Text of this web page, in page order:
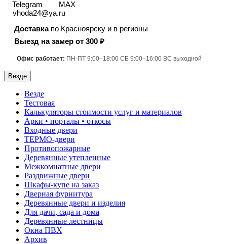
Telegram
MAX
vhoda24@ya.ru
Доставкапо Красноярску и в регионы
Выезд на замер от 300 ₽
Офис работает: ПН-ПТ 9:00–18:00 СБ 9:00–16:00 ВС выходной
Везде
Везде
Тестовая
Калькуляторы стоимости услуг и материалов
Арки • порталы • откосы
Входные двери
ТЕРМО-двери
Противопожарные
Деревянные утепленные
Межкомнатные двери
Раздвижные двери
Шкафы-купе на заказ
Дверная фурнитура
Деревянные двери и изделия
Для дачи, сада и дома
Деревянные лестницы
Окна ПВХ
Архив